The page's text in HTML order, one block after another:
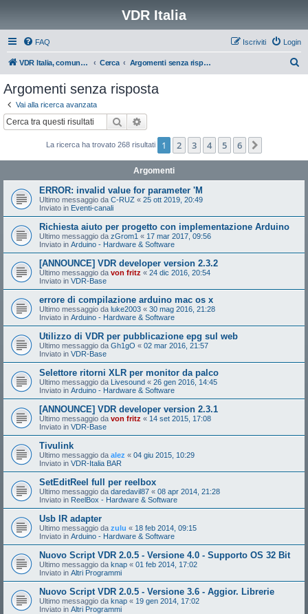
VDR Italia
FAQ Login
Iscriviti
VDR Italia, comunità italiana utilizzatori VDR Cerca Argomenti senza risposta
Argomenti senza risposta
Vai alla ricerca avanzata
Cerca
La ricerca ha trovato 268 risultati 1 2 3 4 5 6
Argomenti
ERROR: invalid value for parameter 'M
Ultimo messaggio da C-RUZ « 25 ott 2019, 20:49
Inviato in Eventi-canali
Richiesta aiuto per progetto con implementazione Arduino
Ultimo messaggio da zGrom1 « 17 mar 2017, 09:56
Inviato in Arduino - Hardware & Software
[ANNOUNCE] VDR developer version 2.3.2
Ultimo messaggio da von fritz « 24 dic 2016, 20:54
Inviato in VDR-Base
errore di compilazione arduino mac os x
Ultimo messaggio da luke2003 « 30 mag 2016, 21:28
Inviato in Arduino - Hardware & Software
Utilizzo di VDR per pubblicazione epg sul web
Ultimo messaggio da Gh1gO « 02 mar 2016, 21:57
Inviato in VDR-Base
Selettore ritorni XLR per monitor da palco
Ultimo messaggio da Livesound « 26 gen 2016, 14:45
Inviato in Arduino - Hardware & Software
[ANNOUNCE] VDR developer version 2.3.1
Ultimo messaggio da von fritz « 14 set 2015, 17:08
Inviato in VDR-Base
Tivulink
Ultimo messaggio da alez « 04 giu 2015, 10:29
Inviato in VDR-Italia BAR
SetEditReel full per reelbox
Ultimo messaggio da daredavil87 « 08 apr 2014, 21:28
Inviato in ReelBox - Hardware & Software
Usb IR adapter
Ultimo messaggio da zulu « 18 feb 2014, 09:15
Inviato in Arduino - Hardware & Software
Nuovo Script VDR 2.0.5 - Versione 4.0 - Supporto OS 32 Bit
Ultimo messaggio da knap « 01 feb 2014, 17:02
Inviato in Altri Programmi
Nuovo Script VDR 2.0.5 - Versione 3.6 - Aggior. Librerie
Ultimo messaggio da knap « 19 gen 2014, 17:02
Inviato in Altri Programmi